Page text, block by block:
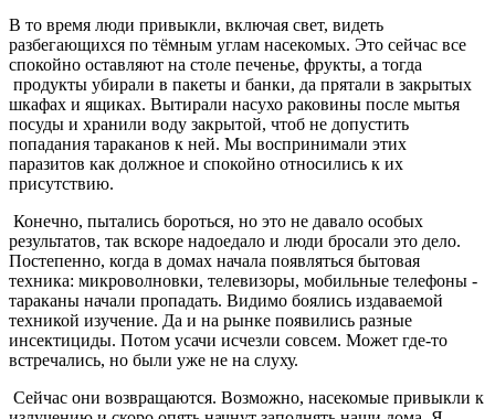
В то время люди привыкли, включая свет, видеть
разбегающихся по тёмным углам насекомых. Это сейчас все
спокойно оставляют на столе печенье, фрукты, а тогда
продукты убирали в пакеты и банки, да прятали в закрытых
шкафах и ящиках. Вытирали насухо раковины после мытья
посуды и хранили воду закрытой, чтоб не допустить
попадания тараканов к ней. Мы воспринимали этих
паразитов как должное и спокойно относились к их
присутствию.
Конечно, пытались бороться, но это не давало особых
результатов, так вскоре надоедало и люди бросали это дело.
Постепенно, когда в домах начала появляться бытовая
техника: микроволновки, телевизоры, мобильные телефоны -
тараканы начали пропадать. Видимо боялись издаваемой
техникой изучение. Да и на рынке появились разные
инсектициды. Потом усачи исчезли совсем. Может где-то
встречались, но были уже не на слуху.
Сейчас они возвращаются. Возможно, насекомые привыкли к